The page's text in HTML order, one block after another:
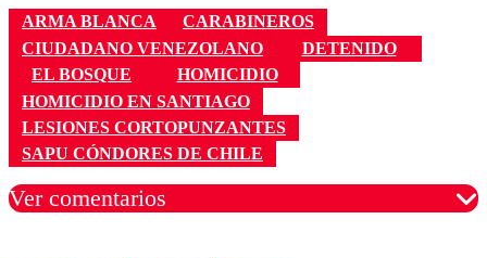
ARMA BLANCA
CARABINEROS
CIUDADANO VENEZOLANO
DETENIDO
EL BOSQUE
HOMICIDIO
HOMICIDIO EN SANTIAGO
LESIONES CORTOPUNZANTES
SAPU CÓNDORES DE CHILE
Ver comentarios